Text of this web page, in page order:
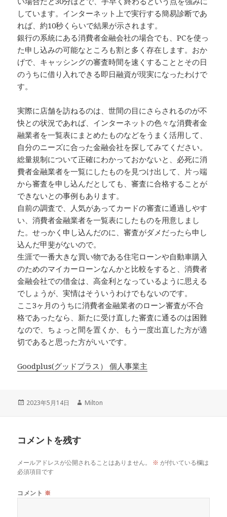
しています。インターネット上で実行する簡易診断であ
れば、約10秒くらいで結果が示されます。
銀行の系統にある消費者金融会社の場合でも、PCを使っ
た申し込みの可能なところも割と多く存在します。おか
げで、キャッシングの審査時間を速くすることとその日
のうちに借り入れできる即日融資が現実になったわけで
す。
実際に店舗を訪ねるのは、世間の目にさらされるのが不
快との状況であれば、インターネットの色々な消費者金
融業者を一覧表にまとめたものなどをうまく活用して、
自分のニーズに合った金融会社を探してみてください。
総量規制について正確にわかっておかないと、必死に消
費者金融業者を一覧にしたものを見つけ出して、片っ端
から審査を申し込んだとしても、審査に合格することが
できないとの事例もあります。
自前の調査で、人気があってカードの審査に通過しやす
い、消費者金融業者を一覧表にしたものを用意しまし
た。せっかく申し込んだのに、審査がダメだったら申し
込んだ甲斐がないので。
生涯で一番大きな買い物である住宅ローンや自動車購入
のためのマイカーローンなんかと比較をすると、消費者
金融会社での借金は、高金利となっているように思える
でしょうが、実情はそういうわけでもないのです。
ここ3ヶ月のうちに消費者金融業者のローン審査が不合
格であったなら、新たに受け直した審査に通るのは困難
なので、ちょっと間を置くか、もう一度出直した方が適
切であると思った方がいいです。
Goodplus(グッドプラス） 個人事業主
投
2023年5月14日
作
Milton
コメントを残す
メールアドレスが公開されることはありません。 ※ が付いている欄は
必須項目です
コメント ※